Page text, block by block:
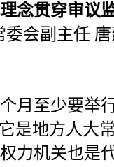
念贯穿审议
委会副主任
至少要举
是地方人大
力机关也是